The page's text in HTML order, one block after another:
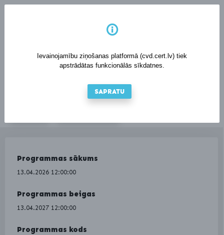
LV EN
Programmas sākums
13.04.2026 12:00:00
Programmas beigas
13.04.2027 12:00:00
Programmas kods
Ievainojamību ziņošanas platformā (cvd.cert.lv) tiek
apstrādātas funkcionālās sīkdatnes.
SAPRATU